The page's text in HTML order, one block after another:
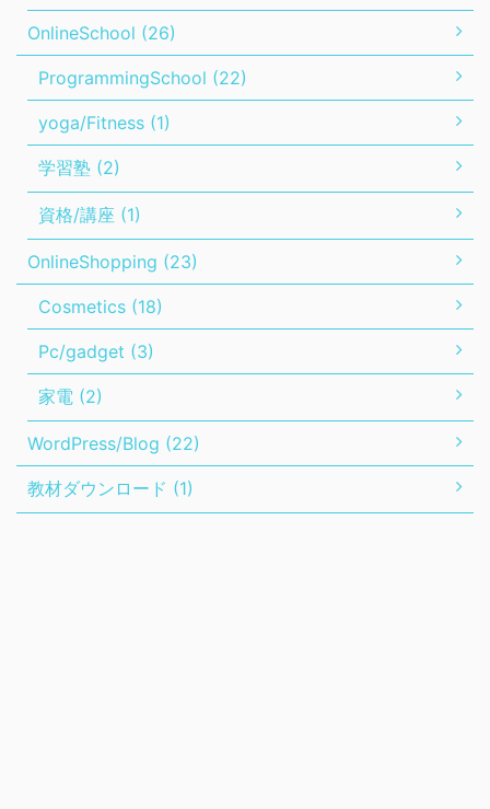
OnlineSchool (26)
ProgrammingSchool (22)
yoga/Fitness (1)
学習塾 (2)
資格/講座 (1)
OnlineShopping (23)
Cosmetics (18)
Pc/gadget (3)
家電 (2)
WordPress/Blog (22)
教材ダウンロード (1)